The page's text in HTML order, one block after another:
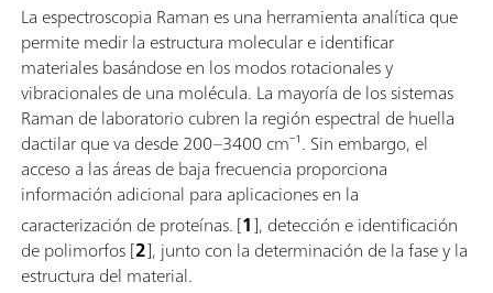
La espectroscopia Raman es una herramienta analítica que
permite medir la estructura molecular e identificar
materiales basándose en los modos rotacionales y
vibracionales de una molécula. La mayoría de los sistemas
Raman de laboratorio cubren la región espectral de huella
dactilar que va desde 200–3400 cm⁻¹. Sin embargo, el
acceso a las áreas de baja frecuencia proporciona
información adicional para aplicaciones en la
caracterización de proteínas.[1], detección e identificación
de polimorfos [2], junto con la determinación de la fase y la
estructura del material.